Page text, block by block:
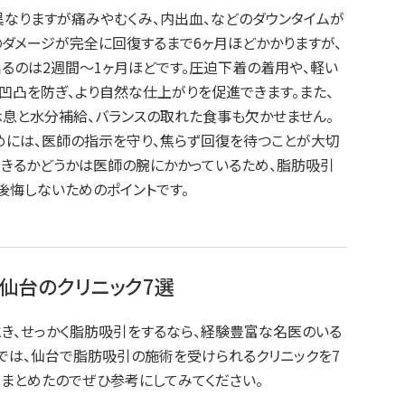
りますが痛みやむくみ、内出血、などのダウンタイムが
メージが完全に回復するまで6ヶ月ほどかかりますが、
のは2週間～1ヶ月ほどです。圧迫下着の着用や、軽い
凸を防ぎ、より自然な仕上がりを促進できます。また、
水分補給、バランスの取れた食事も欠かせません。
は、医師の指示を守り、焦らず回復を待つことが大切
きるかどうかは医師の腕にかかっているため、脂肪吸引
しないためのポイントです。
台のクリニック7選
、せっかく脂肪吸引をするなら、経験豊富な名医のいる
は、仙台で脂肪吸引の施術を受けられるクリニックを7
とめたのでぜひ参考にしてみてください。